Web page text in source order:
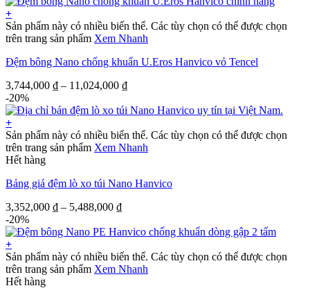
+
Sản phẩm này có nhiều biến thể. Các tùy chọn có thể được chọn
trên trang sản phẩm Xem Nhanh
Đệm bông Nano chống khuẩn U.Eros Hanvico vỏ Tencel
3,744,000 ₫ – 11,024,000 ₫
-20%
+
Sản phẩm này có nhiều biến thể. Các tùy chọn có thể được chọn
trên trang sản phẩm Xem Nhanh
Hết hàng
Bảng giá đệm lò xo túi Nano Hanvico
3,352,000 ₫ – 5,488,000 ₫
-20%
+
Sản phẩm này có nhiều biến thể. Các tùy chọn có thể được chọn
trên trang sản phẩm Xem Nhanh
Hết hàng